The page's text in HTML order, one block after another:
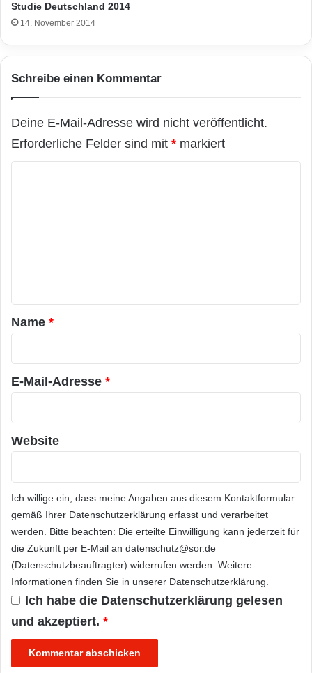
Studie Deutschland 2014
14. November 2014
Schreibe einen Kommentar
Deine E-Mail-Adresse wird nicht veröffentlicht.
Erforderliche Felder sind mit * markiert
a
r
*
Name *
E-Mail-Adresse *
Website
Ich willige ein, dass meine Angaben aus diesem Kontaktformular
gemäß Ihrer Datenschutzerklärung erfasst und verarbeitet
werden. Bitte beachten: Die erteilte Einwilligung kann jederzeit für
die Zukunft per E-Mail an datenschutz@sor.de
(Datenschutzbeauftragter) widerrufen werden. Weitere
Informationen finden Sie in unserer Datenschutzerklärung
Ich habe die Datenschutzerklärung gelesen
und akzeptiert. *